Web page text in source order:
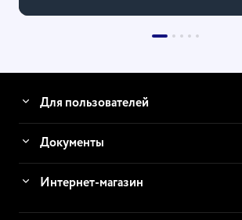
Для пользователей
Документы
Интернет-магазин